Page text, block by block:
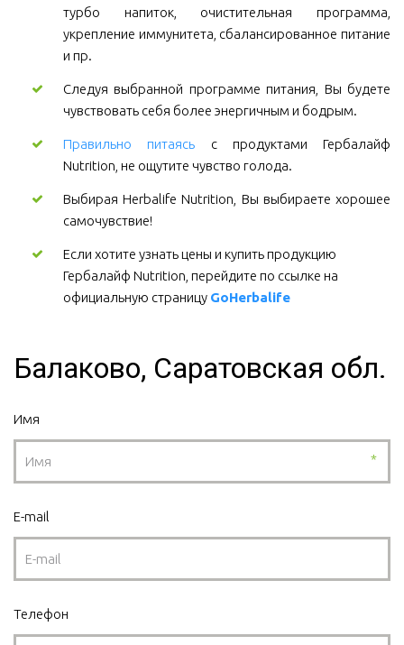
турбо напиток, очистительная программа,
укрепление иммунитета, сбалансированное питание
и пр.
Следуя выбранной программе питания, Вы будете
чувствовать себя более энергичным и бодрым.
Правильно питаясь с продуктами Гербалайф
Nutrition, не ощутите чувство голода.
Выбирая Herbalife Nutrition, Вы выбираете хорошее
самочувствие!
Если хотите узнать цены и купить продукцию
Гербалайф Nutrition, перейдите по ссылке на
официальную страницу GoHerbalife
Балаково, Саратовская обл.
Имя
*
E-mail
Телефон